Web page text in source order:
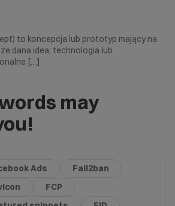
to koncepcja lub prototyp mający na
dana idea, technologia lub
[…]
may
Ads
Fail2ban
FCP